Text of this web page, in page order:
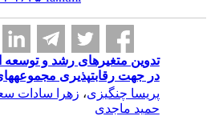
تدوین متغیرهای رشد و توسعه
در جهت رقابت‎پذیری مجموعه‎های شهری
پریسا چنگیزی،زهرا سادات
حمید ماجدی